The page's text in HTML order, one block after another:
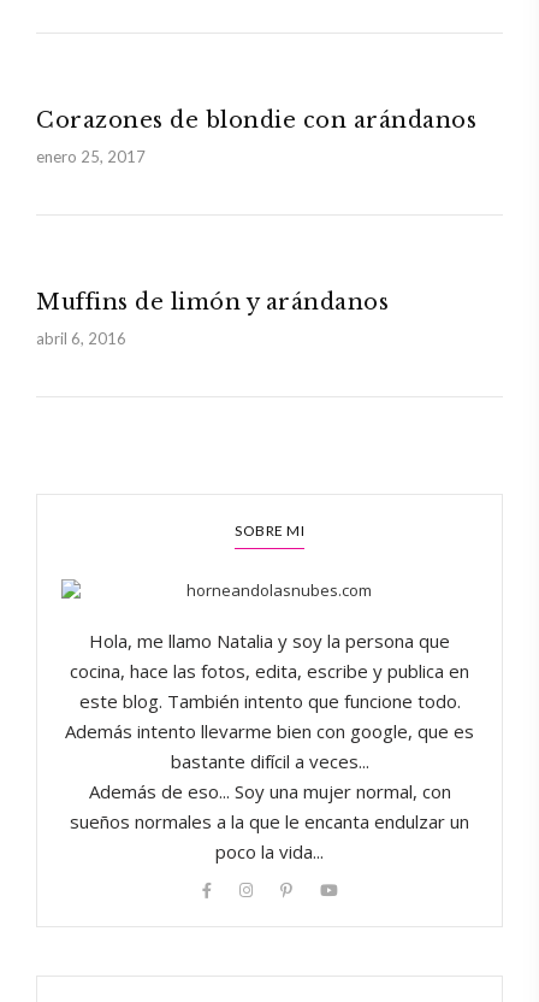
Corazones de blondie con arándanos
enero 25, 2017
Muffins de limón y arándanos
abril 6, 2016
SOBRE MI
Hola, me llamo Natalia y soy la persona que
cocina, hace las fotos, edita, escribe y publica en
este blog. También intento que funcione todo.
Además intento llevarme bien con google, que es
bastante difícil a veces...
Además de eso... Soy una mujer normal, con
sueños normales a la que le encanta endulzar un
poco la vida...